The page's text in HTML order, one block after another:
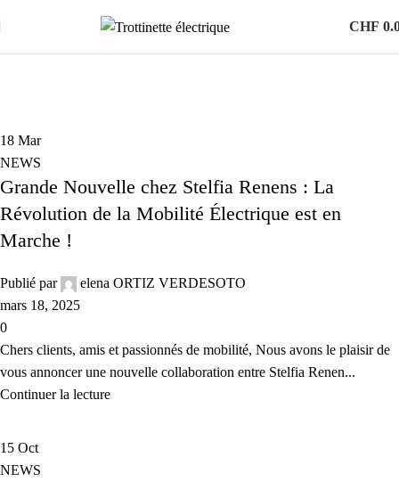
CHF
18 Mar
NEWS
Grande Nouvelle chez Stelfia Renens : La
Révolution de la Mobilité Électrique est en
Marche !
Publié par
elena ORTIZ VERDESOTO
mars 18, 2025
0
Chers clients, amis et passionnés de mobilité, Nous avons le plaisir de
vous annoncer une nouvelle collaboration entre Stelfia Renen...
Continuer la lecture
15 Oct
NEWS